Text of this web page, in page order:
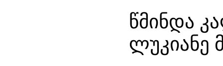
წმინდა
ლუკიანე